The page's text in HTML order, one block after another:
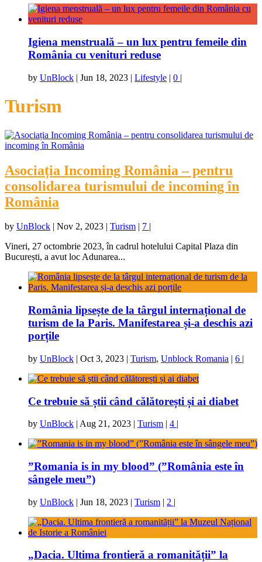
Igiena menstruală – un lux pentru femeile din
România cu venituri reduse
by UnBlock | Jun 18, 2023 | Lifestyle | 0 |
Turism
Asociația Incoming România – pentru
consolidarea turismului de incoming în
România
by UnBlock | Nov 2, 2023 | Turism | 7 |
Vineri, 27 octombrie 2023, în cadrul hotelului Capital Plaza din
București, a avut loc Adunarea...
România lipsește de la târgul internațional de
turism de la Paris. Manifestarea și-a deschis azi
porțile
by UnBlock | Oct 3, 2023 | Turism, Unblock Romania | 6 |
Ce trebuie să știi când călătorești și ai diabet
by UnBlock | Aug 21, 2023 | Turism | 4 |
”Romania is in my blood” (”România este în
sângele meu”)
by UnBlock | Jun 18, 2023 | Turism | 2 |
„Dacia. Ultima frontieră a romanității” la